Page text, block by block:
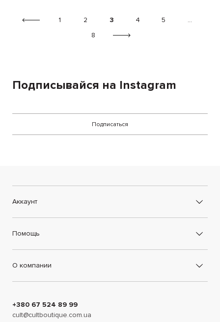
1 2 3 4 5
...
8
Подписывайся на Instagram
Подписаться
Аккаунт
Помощь
О компании
+380 67 524 89 99
cult@cultboutique.com.ua